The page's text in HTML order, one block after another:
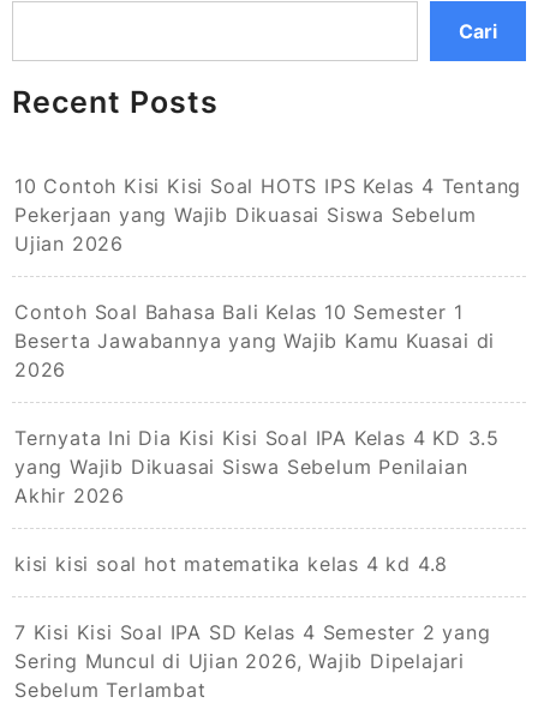
Cari
Recent Posts
10 Contoh Kisi Kisi Soal HOTS IPS Kelas 4 Tentang
Pekerjaan yang Wajib Dikuasai Siswa Sebelum
Ujian 2026
Contoh Soal Bahasa Bali Kelas 10 Semester 1
Beserta Jawabannya yang Wajib Kamu Kuasai di
2026
Ternyata Ini Dia Kisi Kisi Soal IPA Kelas 4 KD 3.5
yang Wajib Dikuasai Siswa Sebelum Penilaian
Akhir 2026
kisi kisi soal hot matematika kelas 4 kd 4.8
7 Kisi Kisi Soal IPA SD Kelas 4 Semester 2 yang
Sering Muncul di Ujian 2026, Wajib Dipelajari
Sebelum Terlambat